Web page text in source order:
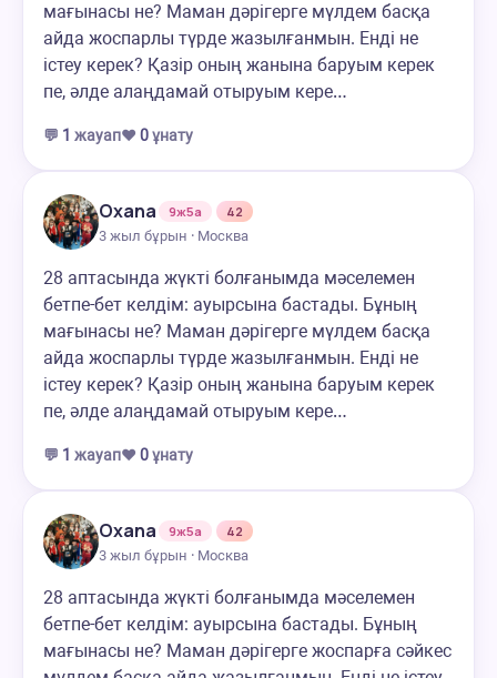
мағынасы не? Маман дәрігерге мүлдем басқа
айда жоспарлы түрде жазылғанмын. Енді не
істеу керек? Қазір оның жанына баруым керек
пе, әлде алаңдамай отыруым кере…
💬 1 жауап❤️ 0ұнату
Oxana 9ж5а
42
3 жыл бұрын · Москва
28 аптасында жүкті болғанымда мәселемен
бетпе-бет келдім: ауырсына бастады. Бұның
мағынасы не? Маман дәрігерге мүлдем басқа
айда жоспарлы түрде жазылғанмын. Енді не
істеу керек? Қазір оның жанына баруым керек
пе, әлде алаңдамай отыруым кере…
💬 1 жауап❤️ 0ұнату
Oxana 9ж5а
42
3 жыл бұрын · Москва
28 аптасында жүкті болғанымда мәселемен
бетпе-бет келдім: ауырсына бастады. Бұның
мағынасы не? Маман дәрігерге жоспарға сәйкес